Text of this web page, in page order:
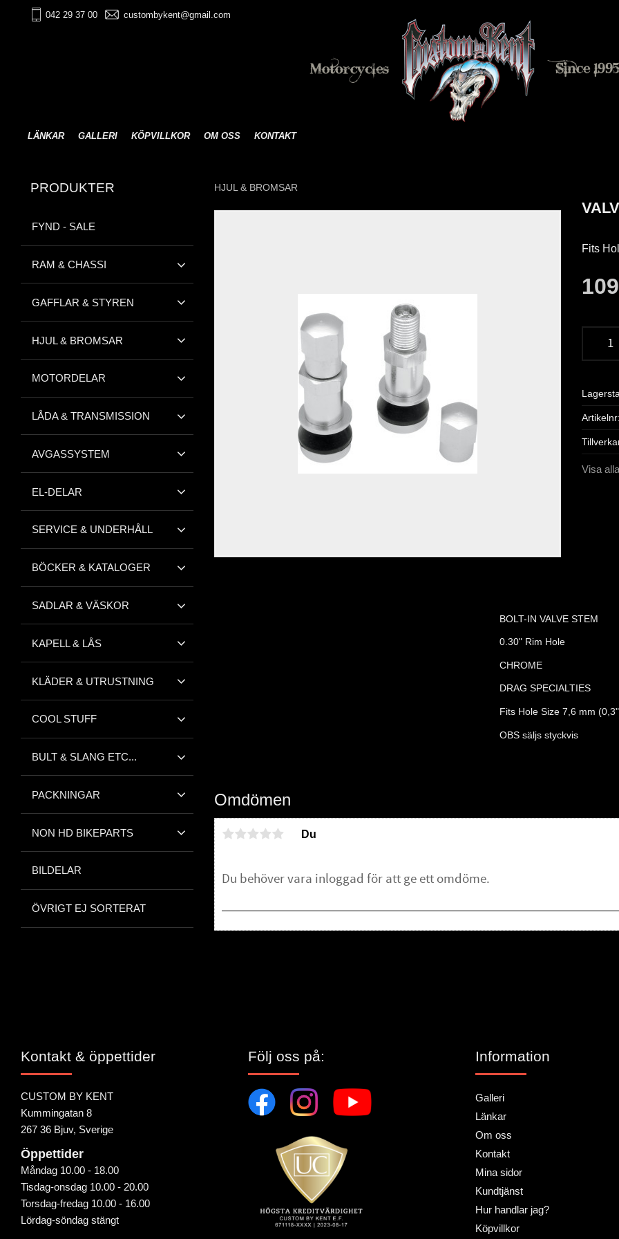
042 29 37 00 custombykent@gmail.com
LÄNKAR GALLERI KÖPVILLKOR OM OSS KONTAKT
HJUL & BROMSAR
Fits
109
Artikelnr
Visa
BOLT-IN VALVE STEM
0.30" Rim Hole
CHROME
DRAG SPECIALTIES
Fits Hole Size 7,6 mm
OBS säljs styckvis
Omdömen
Du
PRODUKTER
FYND - SALE
RAM & CHASSI
GAFFLAR & STYREN
HJUL & BROMSAR
MOTORDELAR
LÅDA & TRANSMISSION
AVGASSYSTEM
EL-DELAR
SERVICE & UNDERHÅLL
BÖCKER & KATALOGER
SADLAR & VÄSKOR
KAPELL & LÅS
KLÄDER & UTRUSTNING
COOL STUFF
BULT & SLANG ETC...
PACKNINGAR
NON HD BIKEPARTS
BILDELAR
ÖVRIGT EJ SORTERAT
Kontakt & öppettider
CUSTOM BY KENT
Kummingatan 8
267 36 Bjuv, Sverige
Öppettider
Måndag 10.00 - 18.00
Tisdag-onsdag 10.00 - 20.00
Torsdag-fredag 10.00 - 16.00
Lördag-söndag stängt
Följ oss på: Information
Galleri
Länkar
Om oss
Kontakt
Mina sidor
Kundtjänst
Hur handlar jag?
Köpvillkor